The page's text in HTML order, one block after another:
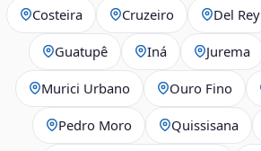
Costeira Cruzeiro Del Rey
Guatupê Iná Jurema
Murici Urbano Ouro Fino
Pedro Moro Quissisana